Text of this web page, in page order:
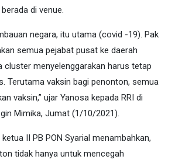
di venue.
negara, itu utama (covid -19). Pak
semua pejabat pusat ke daerah
cluster menyelenggarakan harus tetap
Terutama vaksin bagi penonton, semua
vaksin,” ujar Yanosa kepada RRI di
Mimika, Jumat (1/10/2021).
II PB PON Syarial menambahkan,
tidak hanya untuk mencegah